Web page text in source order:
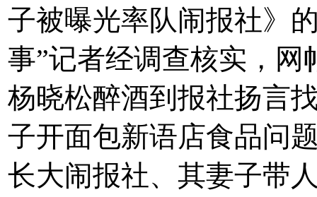
子被曝光率队闹报社》
事”记者经调查核实，
杨晓松醉酒到报社扬言
子开面包新语店食品问
长大闹报社、其妻子带